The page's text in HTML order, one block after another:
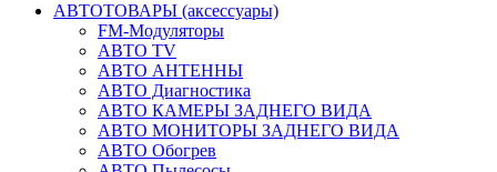
АВТОТОВАРЫ (аксессуары)
FM-Модуляторы
АВТО TV
АВТО АНТЕННЫ
АВТО Диагностика
АВТО КАМЕРЫ ЗАДНЕГО ВИДА
АВТО МОНИТОРЫ ЗАДНЕГО ВИДА
АВТО Обогрев